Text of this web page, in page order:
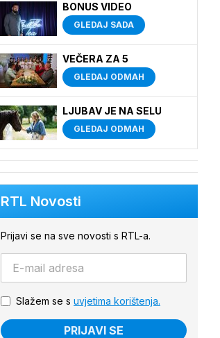
BONUS VIDEO
GLEDAJ SADA
VEČERA ZA 5
GLEDAJ ODMAH
LJUBAV JE NA SELU
GLEDAJ ODMAH
RTL Novosti
Prijavi se na sve novosti s RTL-a.
Slažem se s uvjetima korištenja.
PRIJAVI SE